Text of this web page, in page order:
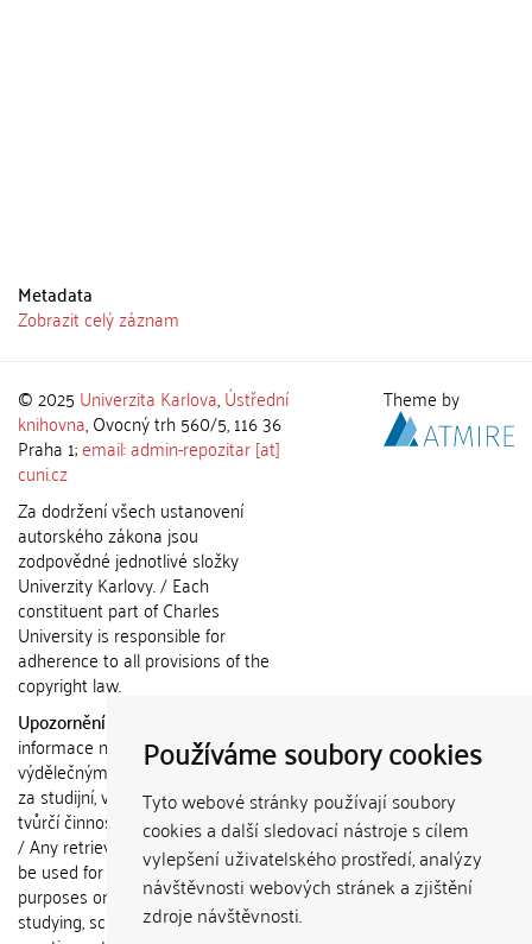
Používáme soubory cookies
Tyto webové stránky používají soubory
cookies a další sledovací nástroje s cílem
vylepšení uživatelského prostředí, analýzy
návštěvnosti webových stránek a zjištění
zdroje návštěvnosti.
Metadata
Zobrazit celý záznam
© 2025 Univerzita Karlova,Ústřední
knihovna, Ovocný trh 560/5, 116 36
Praha 1;email: admin-repozitar [at]
cuni.cz
Za dodržení všech ustanovení
autorského zákona jsou
zodpovědné jednotlivé složky
Univerzity Karlovy. / Each
constituent part of Charles
University is responsible for
adherence to all provisions of the
copyright law.
Upozornění / Notice:
informace nemohou být použity k
výdělečným účelům nebo vydávány
za studijní, vědeckou nebo jinou
tvůrčí činnost jiné osoby než autora.
/ Any retrieved information shall not
be used for any commercial
purposes or claimed as results of
studying, scientific or any other
Theme by